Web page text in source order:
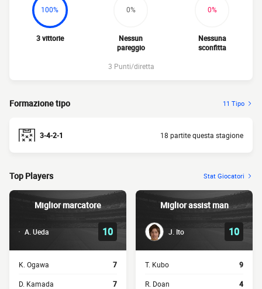
100%
3 vittorie
0%
Nessun
pareggio
0%
Nessuna
sconfitta
3 Punti/diretta
Formazione tipo 11 Tipo
3-4-2-1 18 partite questa stagione
Top Players Stat Giocatori
Miglior marcatore
A. Ueda 10
K. Ogawa 7
D. Kamada 7
Miglior assist man
J. Ito 10
T. Kubo 9
R. Doan 4